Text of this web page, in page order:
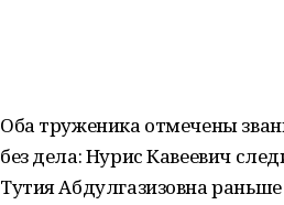
Оба труженика отмечены
без дела: Нурис Кавеевич
Тутия Абдулгазизовна